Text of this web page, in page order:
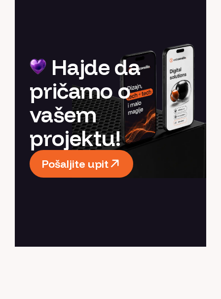
Hajde da
pričamo o
vašem
projektu!
Pošaljite upit
Pošaljite upit